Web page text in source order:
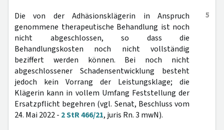
5
Die von der Adhäsionsklägerin in Anspruch
genommene therapeutische Behandlung ist noch
nicht abgeschlossen, so dass die
Behandlungskosten noch nicht vollständig
beziffert werden können. Bei noch nicht
abgeschlossener Schadensentwicklung besteht
jedoch kein Vorrang der Leistungsklage; die
Klägerin kann in vollem Umfang Feststellung der
Ersatzpflicht begehren (vgl. Senat, Beschluss vom
24. Mai 2022 - 2 StR 466/21, juris Rn. 3 mwN).